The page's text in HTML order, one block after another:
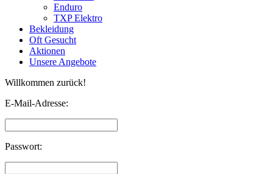
Enduro
TXP Elektro
Bekleidung
Oft Gesucht
Aktionen
Unsere Angebote
Willkommen zurück!
E-Mail-Adresse:
Passwort: